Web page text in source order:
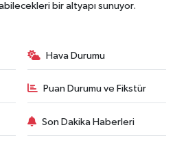
bir altyapı sunuyor.
Hava Durumu
Puan Durumu ve Fikstür
Son Dakika Haberleri